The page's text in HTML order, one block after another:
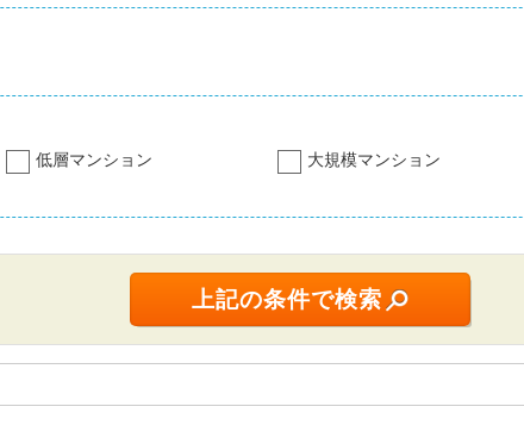
低層マンション 大規模マンション